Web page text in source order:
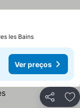
les Bains
Ver preços
Partilhar